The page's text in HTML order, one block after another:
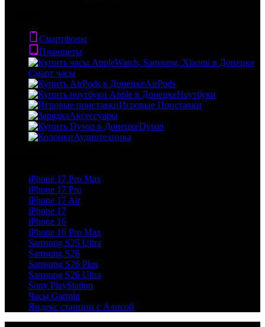
Смартфоны
Планшеты
Смарт часы
AirPods
Ноутбуки
Игровые Приставки
Аксессуары
Dyson
Аудиотехника
iPhone 17 Pro Max
iPhone 17 Pro
iPhone 17 Air
iPhone 17
iPhone 16
iPhone 16 Pro Max
Samsung S25 Ultra
Samsung S26
Samsung S26 Plus
Samsung S26 Ultra
Sony PlayStation
Часы Garmin
Яндекс станции с Алисой